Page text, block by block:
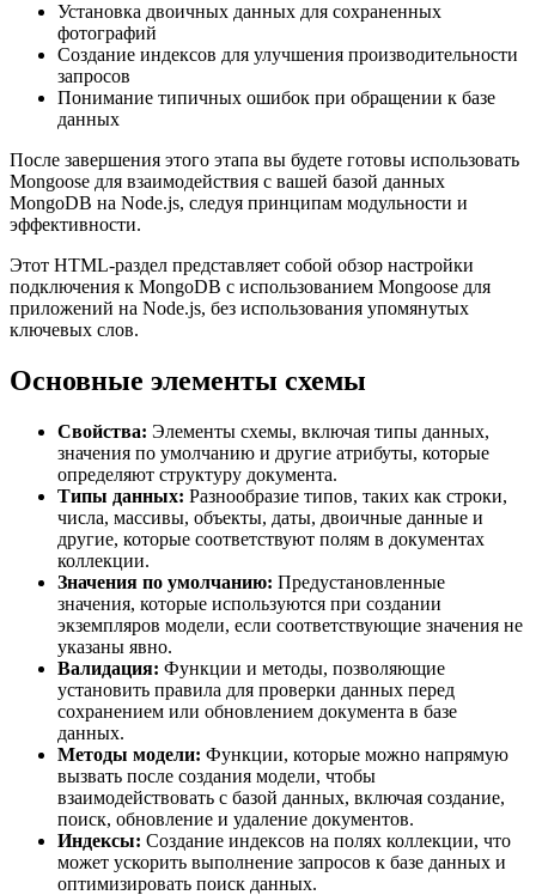
Установка двоичных данных для сохраненных
фотографий
Создание индексов для улучшения производительности
запросов
Понимание типичных ошибок при обращении к базе
данных
После завершения этого этапа вы будете готовы использовать
Mongoose для взаимодействия с вашей базой данных
MongoDB на Node.js, следуя принципам модульности и
эффективности.
Этот HTML-раздел представляет собой обзор настройки
подключения к MongoDB с использованием Mongoose для
приложений на Node.js, без использования упомянутых
ключевых слов.
Основные элементы схемы
Свойства: Элементы схемы, включая типы данных,
значения по умолчанию и другие атрибуты, которые
определяют структуру документа.
Типы данных: Разнообразие типов, таких как строки,
числа, массивы, объекты, даты, двоичные данные и
другие, которые соответствуют полям в документах
коллекции.
Значения по умолчанию: Предустановленные
значения, которые используются при создании
экземпляров модели, если соответствующие значения не
указаны явно.
Валидация: Функции и методы, позволяющие
установить правила для проверки данных перед
сохранением или обновлением документа в базе
данных.
Методы модели: Функции, которые можно напрямую
вызвать после создания модели, чтобы
взаимодействовать с базой данных, включая создание,
поиск, обновление и удаление документов.
Индексы: Создание индексов на полях коллекции, что
может ускорить выполнение запросов к базе данных и
оптимизировать поиск данных.